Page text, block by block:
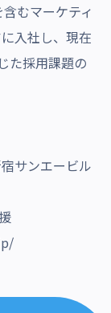
むマーケティ
入社し、現在
た採用課題の
サンエービル